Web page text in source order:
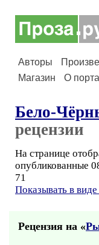
Авторы
Магазин
О
Бело-
рецензии
На странице
опубликованные
71
Показывать в
Рецензия на «